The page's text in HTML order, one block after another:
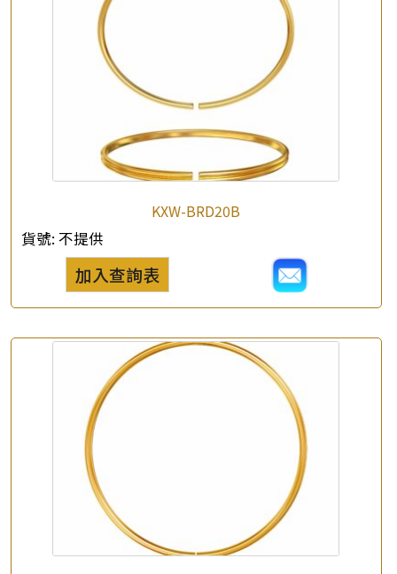
產品查詢 ×
公司名稱
*e-mail
查詢以下產品
KXW-BRD20B
貨號: 不提供
加入查詢表